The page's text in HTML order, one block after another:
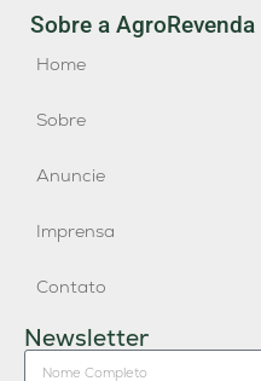
Sobre a AgroRevenda
Home
Sobre
Anuncie
Imprensa
Contato
Newsletter